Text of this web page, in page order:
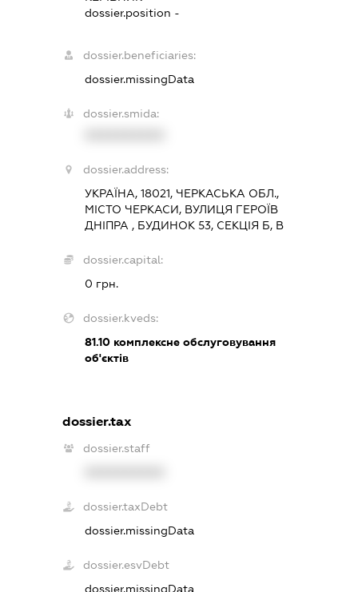
dossier.position -
dossier.beneficiaries:
dossier.missingData
dossier.smida:
dossier.address:
УКРАЇНА, 18021, ЧЕРКАСЬКА ОБЛ.,
МІСТО ЧЕРКАСИ, ВУЛИЦЯ ГЕРОЇВ
ДНІПРА , БУДИНОК 53, СЕКЦІЯ Б, В
dossier.capital:
0 грн.
dossier.kveds:
81.10комплексне обслуговування
об'єктів
dossier.tax
dossier.staff
dossier.taxDebt
dossier.missingData
dossier.esvDebt
dossier.missingData